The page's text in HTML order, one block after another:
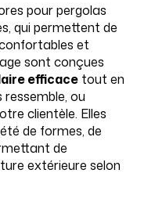
pour pergolas
qui permettent de
et
sont conçues
efficace tout en
ou
clientèle. Elles
de formes, de
de
extérieure selon